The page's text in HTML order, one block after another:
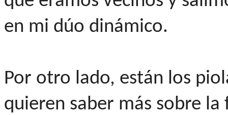
en mi dúo dinámico.
Por otro lado, están los
quieren saber más sobre